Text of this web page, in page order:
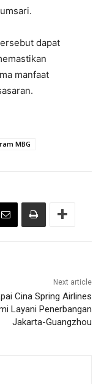
dapat
manfaat
MBG
Next article
Cina Spring Airlines
Layani Penerbangan
Jakarta-Guangzhou